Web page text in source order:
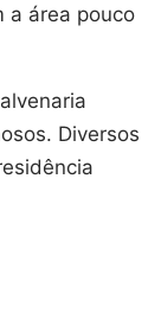
a área pouco
Diversos